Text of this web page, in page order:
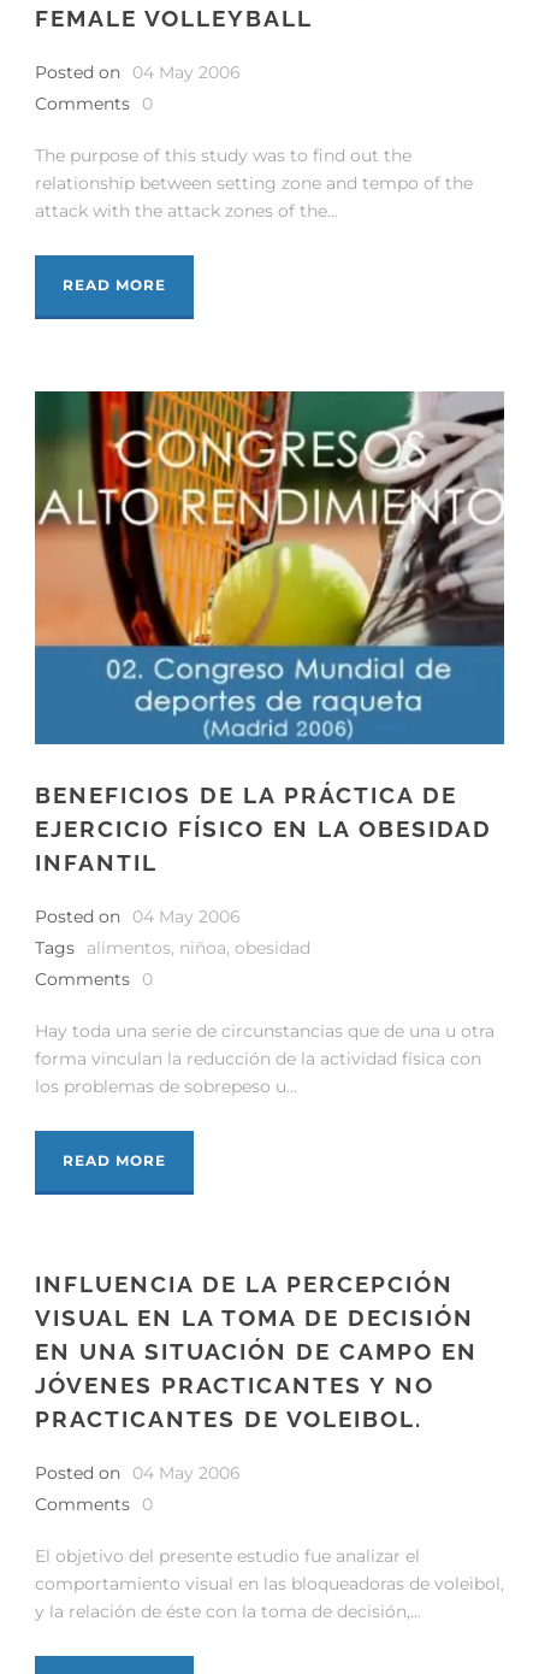
FEMALE VOLLEYBALL
Posted on
04 May 2006
Comments
0
The purpose of this study was to find out the
relationship between setting zone and tempo of the
attack with the attack zones of the...
READ MORE
BENEFICIOS DE LA PRÁCTICA DE
EJERCICIO FÍSICO EN LA OBESIDAD
INFANTIL
Posted on
04 May 2006
Tags
alimentos, niñoa, obesidad
Comments
0
Hay toda una serie de circunstancias que de una u otra
forma vinculan la reducción de la actividad física con
los problemas de sobrepeso u...
READ MORE
INFLUENCIA DE LA PERCEPCIÓN
VISUAL EN LA TOMA DE DECISIÓN
EN UNA SITUACIÓN DE CAMPO EN
JÓVENES PRACTICANTES Y NO
PRACTICANTES DE VOLEIBOL.
Posted on
04 May 2006
Comments
0
El objetivo del presente estudio fue analizar el
comportamiento visual en las bloqueadoras de voleibol,
y la relación de éste con la toma de decisión,...